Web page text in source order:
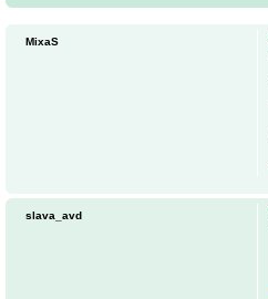
MixaS
slava_avd